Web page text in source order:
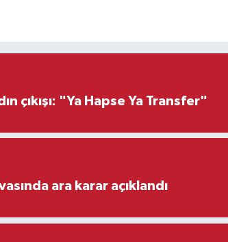
çıkışı: "Ya Hapse Ya Transfer"
ara karar açıklandı